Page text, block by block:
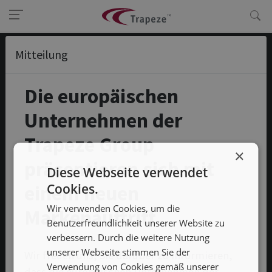
Mitteilung
Die europäischen
Unternehmen der
Trapeze Group
präsentieren sich mit
einem neuen
Markenauftritt
Wir freuen uns, Sie darüber zu informieren,
/ Trapeze Group
Kontakt
Karriere
Medien
/ Unsere Lösungen
×
Diese Webseite verwendet
Cookies.
Wir verwenden Cookies, um die
Benutzerfreundlichkeit unserer Website zu
verbessern. Durch die weitere Nutzung
unserer Webseite stimmen Sie der
Verwendung von Cookies gemäß unserer